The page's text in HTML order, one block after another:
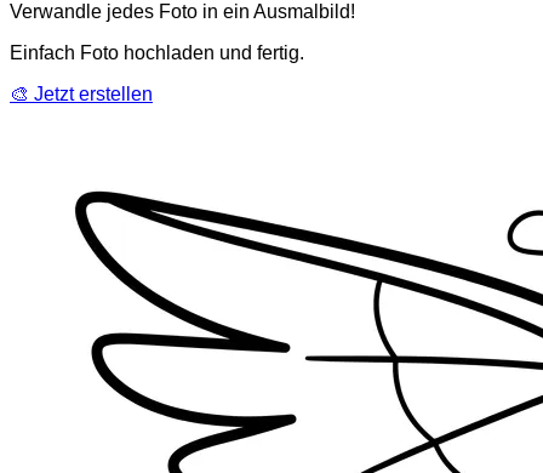
Verwandle jedes Foto in ein Ausmalbild!
Einfach Foto hochladen und fertig.
🎨 Jetzt erstellen